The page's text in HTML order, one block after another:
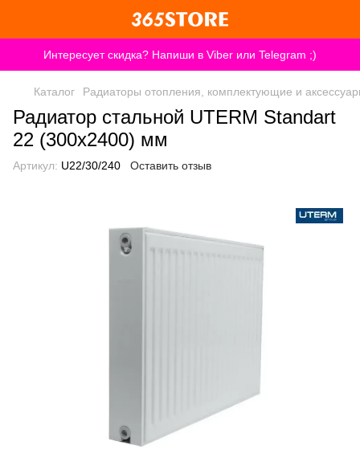
Интересует скидка? Напиши в Viber или Telegram ;)
Каталог Радиаторы отопления, комплектующие и
Радиатор стальной UTERM Standart
22 (300x2400) мм
Артикул: U22/30/240 Оставить отзыв